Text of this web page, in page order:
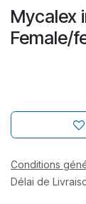
Mycalex
Female/
Conditions
Délai de